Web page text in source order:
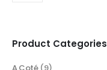
Product Categories